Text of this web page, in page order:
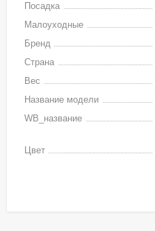
Посадка
Малоуходные
Бренд
Страна
Вес
Название модели
WB_название
Цвет